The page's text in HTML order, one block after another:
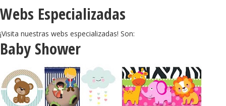
carnaval,
Cine,
dulcero,
imprimibles,
Marilyn,
máscaras,
recuerditos,
sorpresas,
Webs Especializadas
¡Visita nuestras webs especializadas! Son:
Baby Shower